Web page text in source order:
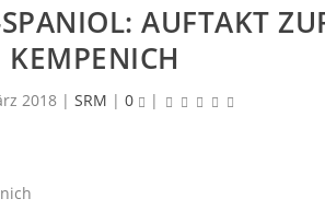
AUFTAKT
KEMPENICH
2018 |SRM |0 |